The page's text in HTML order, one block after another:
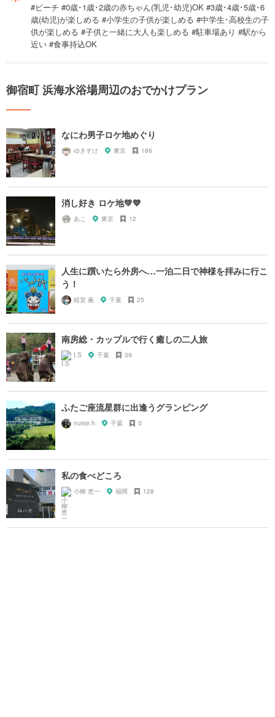
#ビーチ #0歳･1歳･2歳の赤ちゃん(乳児･幼児)OK #3歳･4歳･5歳･6
歳(幼児)が楽しめる #小学生の子供が楽しめる #中学生･高校生の子
供が楽しめる #子供と一緒に大人も楽しめる #駐車場あり #駅から
近い #食事持込OK
御宿町 浜海水浴場周辺のおでかけプラン
なにわ男子ロケ地めぐり
ゆきすけ 東京 186
消し好き ロケ地💚💙
あこ 東京 12
人生に躓いたら外房へ…一泊二日で神様を拝みに行こ
う！
経堂 薫 千葉 25
南房総・カップルで行く癒しの二人旅
I.S 千葉 39
ふたご座流星群に出逢うグランピング
nurse.h 千葉 0
私の食べどころ
小柳 恵一 福岡 128